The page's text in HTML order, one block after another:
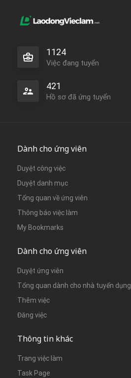
1124
Việc đang tuyển
421
Hồ sơ đã ứng tuyển
Dành cho ứng viên
Duyệt công việc
Duyệt danh mục
Tổng quan về ứng viên
Thông báo việc làm
My Bookmarks
Dành cho ứng viên
Duyệt ứng viên
Tổng quan dành cho nhà tuyển dụng
Thêm việc
Đăng việc
Thông tin khác
Trang việc làm
Task Page